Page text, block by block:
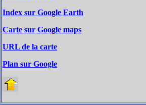
Index sur Google Earth
Carte sur Google maps
URL de la carte
Plan sur Google